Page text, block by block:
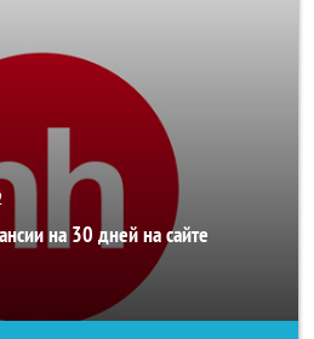
на 30 дней на сайте